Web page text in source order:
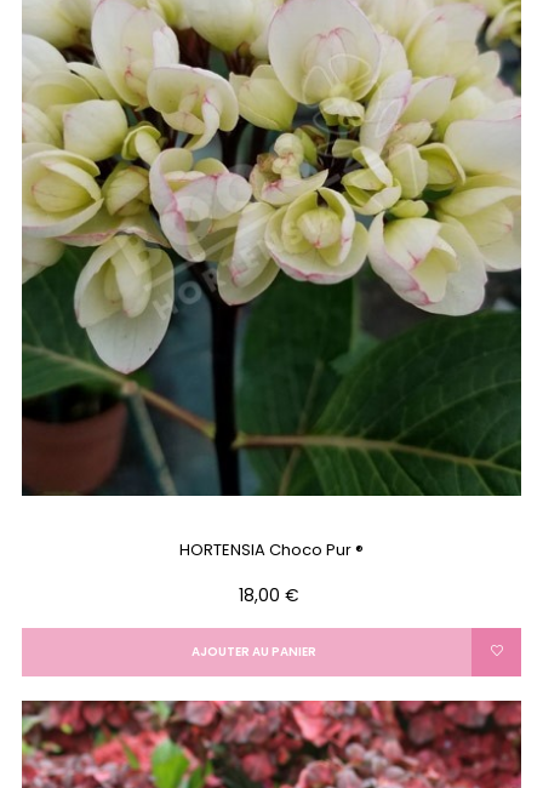
HORTENSIA Choco Pur ®
Prix
18,00 €
AJOUTER AU PANIER